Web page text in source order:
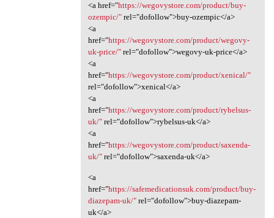
<a href="https://wegovystore.com/product/buy-
ozempic/"rel="dofollow">buy-ozempic</a>
<a
href="https://wegovystore.com/product/wegovy-
uk-price/"rel="dofollow">wegovy-uk-price</a>
<a
href="https://wegovystore.com/product/xenical/"
rel="dofollow">xenical</a>
<a
href="https://wegovystore.com/product/rybelsus-
uk/"rel="dofollow">rybelsus-uk</a>
<a
href="https://wegovystore.com/product/saxenda-
uk/"rel="dofollow">saxenda-uk</a>
<a
href="https://safemedicationsuk.com/product/buy-
diazepam-uk/"rel="dofollow">buy-diazepam-
uk</a>